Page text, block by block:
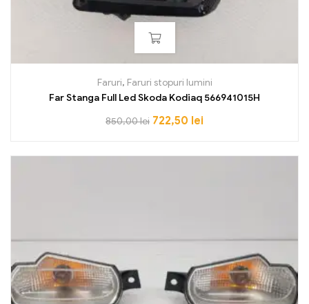
Faruri, Faruri stopuri lumini
Far Stanga Full Led Skoda Kodiaq 566941015H
850,00lei 722,50 lei